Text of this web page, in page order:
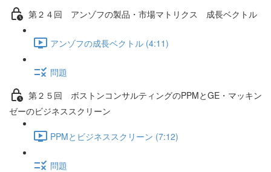
第２４回 アンゾフの製品・市場マトリクス 成長ベクトル
アンゾフの成長ベクトル (4:11)
問題
第２５回 ボストンコンサルティングのPPMとGE・マッキン
ゼーのビジネススクリーン
PPMとビジネススクリーン (7:12)
問題